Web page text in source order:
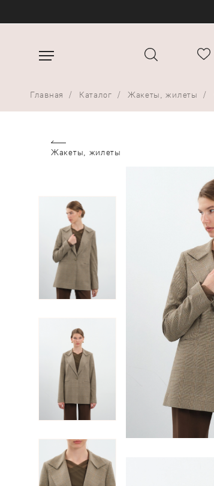
Главная Каталог Жакеты, жилеты
Жакеты, жилеты